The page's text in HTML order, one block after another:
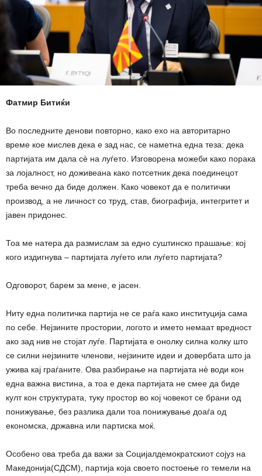
Фатмир Битиќи
Во последните денови повторно, како ехо на авторитарно
време кое мислев дека е зад нас, се наметна една теза: дека
партијата им дала сè на луѓето. Изговорена можеби како порака
за лојалност, но доживеана како потсетник дека поединецот
треба вечно да биде должен. Како човекот да е политички
производ, а не личност со труд, став, биографија, интегритет и
јавен придонес.
Тоа ме натера да размислам за едно суштинско прашање: кој
кого издигнува – партијата луѓето или луѓето партијата?
Одговорот, барем за мене, е јасен.
Ниту една политичка партија не се раѓа како институција сама
по себе. Нејзините простории, логото и името немаат вредност
ако зад нив не стојат луѓе. Партијата е онолку силна колку што
се силни нејзините членови, нејзините идеи и довербата што ја
ужива кај граѓаните. Ова разбирање на партијата нè води кон
една важна вистина, а тоа е дека партијата не смее да биде
култ кон структурата, туку простор во кој човекот се брани од
понижување, без разлика дали тоа понижување доаѓа од
економска, државна или партиска моќ.
Особено ова треба да важи за Социјалдемократскиот сојуз на
Македонија(СДСМ), партија која своето постоење го темели на